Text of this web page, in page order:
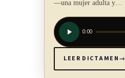
—una mujer adulta y…
0:00
LEER DICTAMEN→